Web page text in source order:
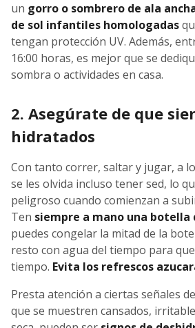
un gorro o sombrero de ala
de sol infantiles homologadas
tengan protección UV. Además,
16:00 horas, es mejor que se
sombra o actividades en casa.
2. Asegúrate de que
hidratados
Con tanto correr, saltar y jugar, a
se les olvida incluso tener sed, lo
peligroso cuando comienzan a
Ten siempre a mano una botella
puedes congelar la mitad de la
resto con agua del tiempo para
tiempo. Evita los refrescos
Presta atención a ciertas señales
que se muestren cansados,